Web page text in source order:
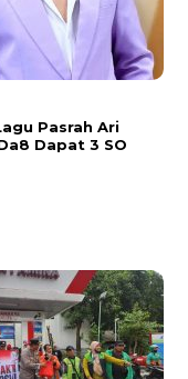
Pasrah Ari
Dapat 3 SO